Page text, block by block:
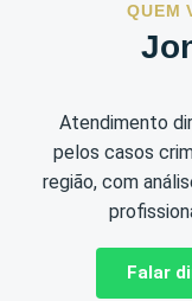
QUEM
Atendimento
pelos casos
região, com
Falar